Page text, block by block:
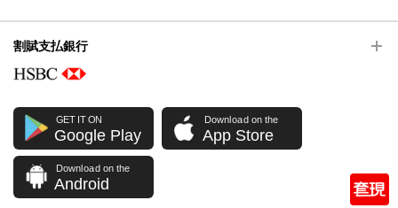
割賦支払銀行
GET IT ON
Google Play
Download on the
App Store
Download on the
Android